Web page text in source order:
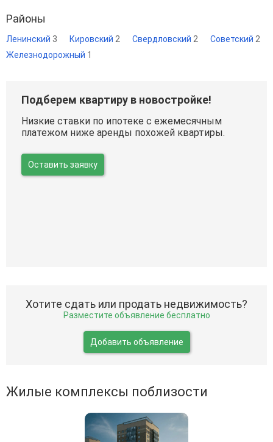
Районы
Ленинский 3 Кировский 2 Свердловский 2 Советский 2
Железнодорожный 1
Подберем квартиру в новостройке!
Низкие ставки по ипотеке с ежемесячным
платежом ниже аренды похожей квартиры.
Оставить заявку
Хотите сдать или продать недвижимость?
Разместите объявление бесплатно
Добавить объявление
Жилые комплексы поблизости